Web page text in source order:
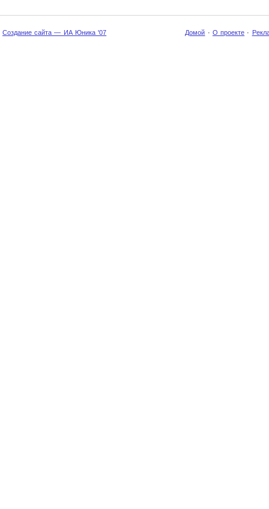
Создание сайта — ИА Юника '07 Домой · О проекте ·